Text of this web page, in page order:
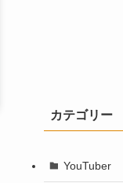
カテゴリー
YouTuber